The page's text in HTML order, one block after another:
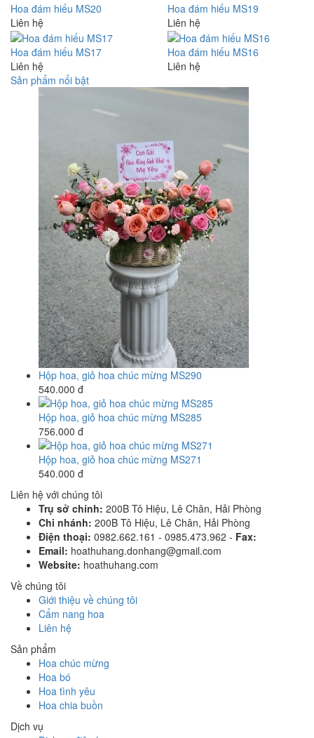
Hoa đám hiếu MS20
Liên hệ
Hoa đám hiếu MS19
Liên hệ
Hoa đám hiếu MS17
Liên hệ
Hoa đám hiếu MS16
Liên hệ
Sản phẩm nổi bật
Hộp hoa, giỏ hoa chúc mừng MS290
540.000 đ
Hộp hoa, giỏ hoa chúc mừng MS285
756.000 đ
Hộp hoa, giỏ hoa chúc mừng MS271
540.000 đ
Liên hệ với chúng tôi
Trụ sở chính: 200B Tô Hiệu, Lê Chân, Hải Phòng
Chi nhánh: 200B Tô Hiệu, Lê Chân, Hải Phòng
Điện thoại: 0982.662.161 - 0985.473.962 - Fax:
Email: hoathuhang.donhang@gmail.com
Website: hoathuhang.com
Về chúng tôi
Giới thiệu về chúng tôi
Cẩm nang hoa
Liên hệ
Sản phẩm
Hoa chúc mừng
Hoa bó
Hoa tình yêu
Hoa chia buồn
Dịch vụ